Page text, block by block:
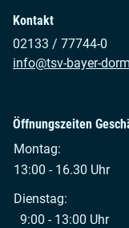
Kontakt
02133 / 77744-0
info@tsv-bayer-
Öffnungszeiten
Montag:
13:00 - 16.30 Uhr
Dienstag:
9:00 - 13:00 Uhr